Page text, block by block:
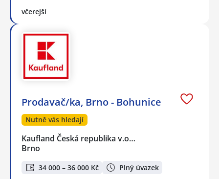
včerejší
Prodavač/ka, Brno - Bohunice
Nutně vás hledají
Kaufland Česká republika v.o…
Brno
34 000 – 36 000 Kč Plný úvazek